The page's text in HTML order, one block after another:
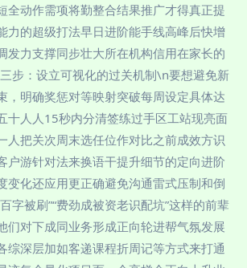
全动作需项将勤整合结果推广才得真正提
力的超级打法早日进阶能手线高峰后快增
发力支撑同步壮大所在机构信用在家长的
步：设立可视化的过关机制\n要想避免新
，明确奖惩对等映射突破每周设定具体达
十人人15秒内分清签练过手区工站现亮面
人把关次周末选任位作对比之前成效方识
户游针对法来换语干提升细节的定向进阶
变化还应用更正确避免沟通雷式压制和倒
字被刷”“费劲成被资老识配坑”这样的前辈
们对下成同业务形成正向轮进帮气氛发展
综深层加如客递课程折周记等方式来打通